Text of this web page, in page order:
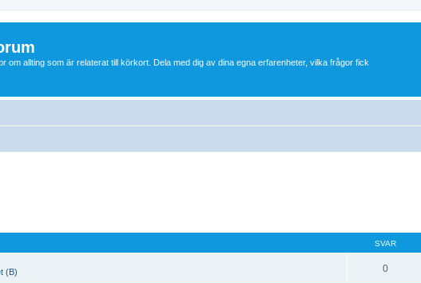
om allting som är relaterat till körkort. Dela med dig av dina egna erfarenheter, vilka frågor fick
SVAR
(B) 0